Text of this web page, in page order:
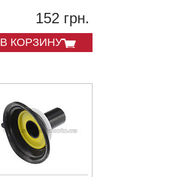
152 грн.
В КОРЗИНУ